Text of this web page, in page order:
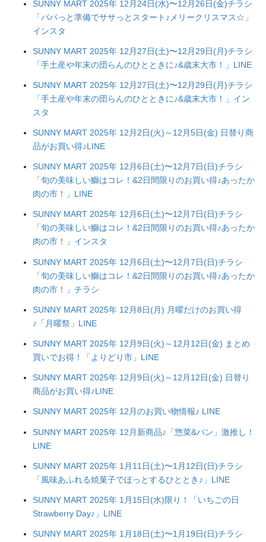
SUNNY MART 2025年 12月24日(水)〜12月26日(金)チラシ
「パパっと準備でササっとスタート♪メリークリスマス☆」
インスタ
SUNNY MART 2025年 12月27日(土)〜12月29日(月)チラシ
「手土産や年末の団らんのひとときに♪&歳末大市！」LINE
SUNNY MART 2025年 12月27日(土)〜12月29日(月)チラシ
「手土産や年末の団らんのひとときに♪&歳末大市！」イン
スタ
SUNNY MART 2025年 12月2日(火)～12月5日(金) 日替り商
品がお買い得♪LINE
SUNNY MART 2025年 12月6日(土)〜12月7日(日)チラシ
「旬の美味しい鰤はコレ！&2日間限りのお買い得♪あったか
肉の市！」LINE
SUNNY MART 2025年 12月6日(土)〜12月7日(日)チラシ
「旬の美味しい鰤はコレ！&2日間限りのお買い得♪あったか
肉の市！」インスタ
SUNNY MART 2025年 12月6日(土)〜12月7日(日)チラシ
「旬の美味しい鰤はコレ！&2日間限りのお買い得♪あったか
肉の市！」チラシ
SUNNY MART 2025年 12月8日(月) 月曜だけのお買い得
♪「月曜祭」LINE
SUNNY MART 2025年 12月9日(火)～12月12日(金) まとめ
買いでお得！「よりどり市」LINE
SUNNY MART 2025年 12月9日(火)～12月12日(金) 日替り
商品がお買い得♪LINE
SUNNY MART 2025年 12月のお買い物情報♪ LINE
SUNNY MART 2025年 12月新商品♪「惣菜&パン」激推し！
LINE
SUNNY MART 2025年 1月11日(土)〜1月12日(日)チラシ
「風味あふれる焼菓子でほっとするひととき♪」LINE
SUNNY MART 2025年 1月15日(水)限り！「いちごの日
Strawberry Day♪」LINE
SUNNY MART 2025年 1月18日(土)〜1月19日(日)チラシ